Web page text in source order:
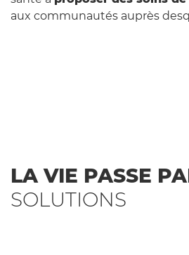
aux communautés auprès
LA VIE PASSE
SOLUTIONS